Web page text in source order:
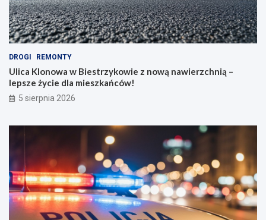
DROGI REMONTY
Ulica Klonowa w Biestrzykowie z nową nawierzchnią –
lepsze życie dla mieszkańców!
5 sierpnia 2026